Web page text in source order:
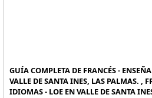
GUÍA COMPLETA DE FRANCÉS -
VALLE DE SANTA INES, LAS PALMAS. ,
IDIOMAS - LOE EN VALLE DE SANTA